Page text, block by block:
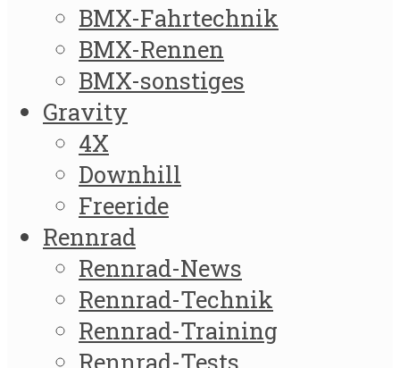
BMX-Fahrtechnik
BMX-Rennen
BMX-sonstiges
Gravity
4X
Downhill
Freeride
Rennrad
Rennrad-News
Rennrad-Technik
Rennrad-Training